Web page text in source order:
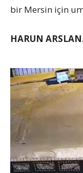
bir Mersin için
HARUN